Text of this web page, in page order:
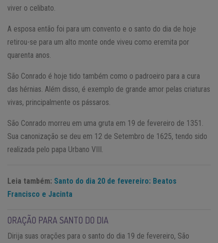
viver o celibato.
A esposa então foi para um convento e o santo do dia de hoje
retirou-se para um alto monte onde viveu como eremita por
quarenta anos.
São Conrado é hoje tido também como o padroeiro para a cura
das hérnias. Além disso, é exemplo de grande amor pelas criaturas
vivas, principalmente os pássaros.
São Conrado morreu em uma gruta em 19 de fevereiro de 1351.
Sua canonização se deu em 12 de Setembro de 1625, tendo sido
realizada pelo papa Urbano VIII.
Leia também: Santo do dia 20 de fevereiro: Beatos
Francisco e Jacinta
ORAÇÃO PARA SANTO DO DIA
Dirija suas orações para o santo do dia 19 de fevereiro, São